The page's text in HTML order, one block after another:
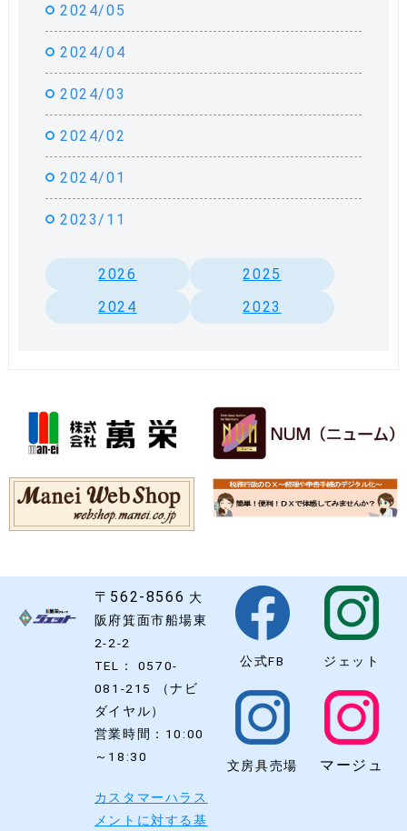
2024/05
2024/04
2024/03
2024/02
2024/01
2023/11
2026
2025
2024
2023
〒562-8566 大
阪府箕面市船場東
2-2-2
TEL： 0570-
081-215 （ナビ
ダイヤル）
営業時間：10:00
～18:30
カスタマーハラス
メントに対する基
公式FB ジェット
文房具売場 マージュ